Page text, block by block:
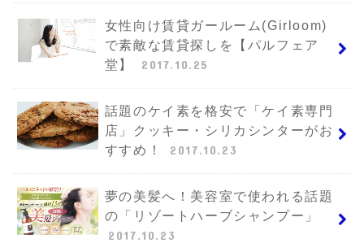
女性向け賃貸ガールーム(Girloom)
で素敵な賃貸探しを【パルフェア
堂】
2017.10.25
話題のケイ素を格安で「ケイ素専門
店」クッキー・シリカシンターがお
すすめ！
2017.10.23
夢の美髪へ！美容室で使われる話題
の「リゾートハーブシャンプー」
2017.10.23